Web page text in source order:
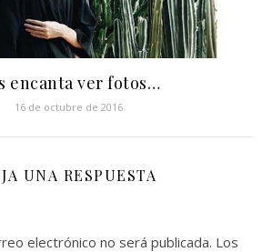
encanta ver fotos…
16 de octubre de 2016
UNA RESPUESTA
electrónico no será publicada. Los